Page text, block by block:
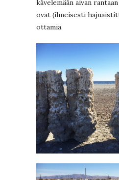
kävelemään aivan
ovat (ilmeisesti
ottamia.